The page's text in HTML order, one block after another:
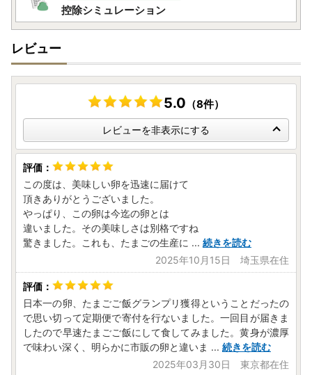
控除シミュレーション
レビュー
5.0 （8件）
レビューを非表示にする
この度は、美味しい卵を迅速に届けて
頂きありがとうございました。
やっぱり、この卵は今迄の卵とは
違いました。その美味しさは別格ですね
驚きました。これも、たまごの生産に ... 続きを読む
2025年10月15日 埼玉県在住
日本一の卵、たまごご飯グランプリ獲得ということだったの
で思い切って定期便で寄付を行ないました。一回目が届きま
したので早速たまごご飯にして食してみました。黄身が濃厚
で味わい深く、明らかに市販の卵と違いま ... 続きを読む
2025年03月30日 東京都在住